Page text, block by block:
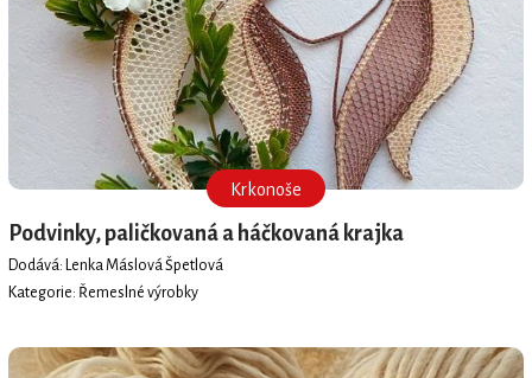
Krkonoše
Podvinky, paličkovaná a háčkovaná krajka
Dodává: Lenka Máslová Špetlová
Kategorie: Řemeslné výrobky